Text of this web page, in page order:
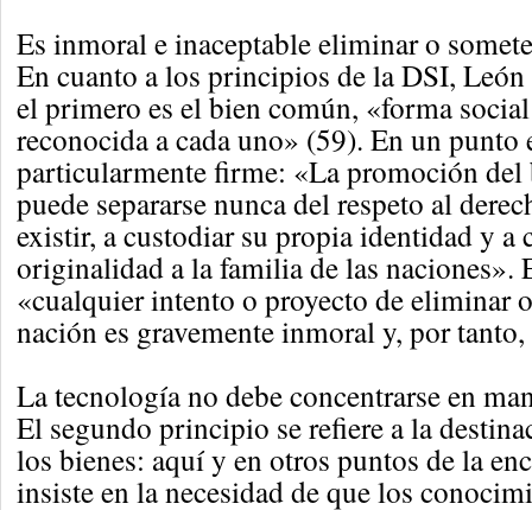
Es inmoral e inaceptable eliminar o
En cuanto a los principios de la DSI,
el primero es el bien común, «forma
reconocida a cada uno» (59). En un punto
particularmente firme: «La promoción
puede separarse nunca del respeto al
existir, a custodiar su propia identidad y a
originalidad a la familia de las naciones».
«cualquier intento o proyecto de eliminar
nación es gravemente inmoral y, por
La tecnología no debe concentrarse en
El segundo principio se refiere a la
los bienes: aquí y en otros puntos de la
insiste en la necesidad de que los